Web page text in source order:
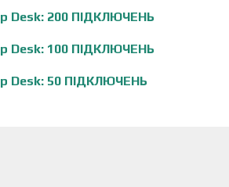
Desk: 200 ПІДКЛЮЧЕНЬ
Desk: 100 ПІДКЛЮЧЕНЬ
Desk: 50 ПІДКЛЮЧЕНЬ